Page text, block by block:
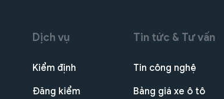
Dịch vụ
Kiểm định
Đăng kiểm
Tin tức & Tư vấn
Tin công nghệ
Bảng giá xe ô tô